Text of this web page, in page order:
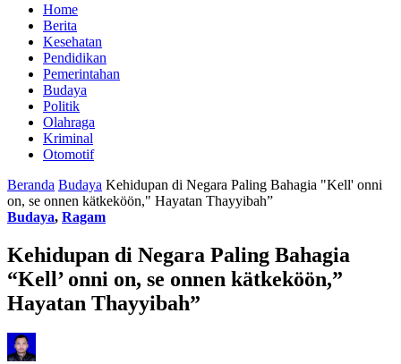
Home
Berita
Kesehatan
Pendidikan
Pemerintahan
Budaya
Politik
Olahraga
Kriminal
Otomotif
Beranda Budaya Kehidupan di Negara Paling Bahagia "Kell' onni
on, se onnen kätkeköön," Hayatan Thayyibah”
Budaya, Ragam
Kehidupan di Negara Paling Bahagia
“Kell’ onni on, se onnen kätkeköön,”
Hayatan Thayyibah”